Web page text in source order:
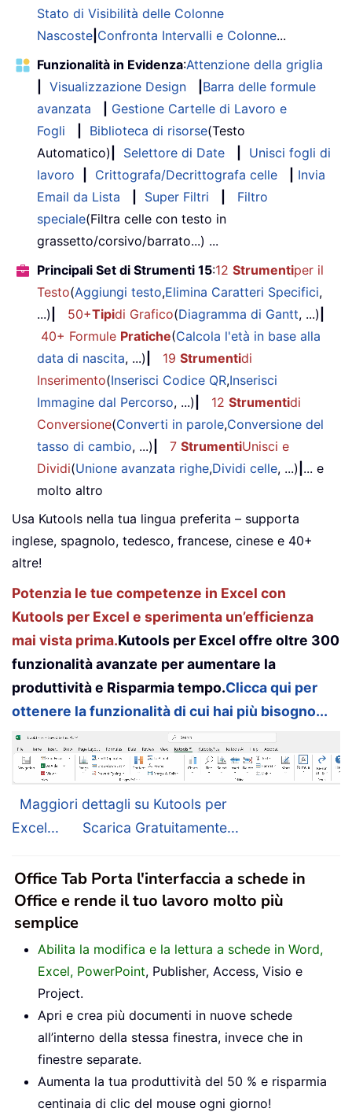
Stato di Visibilità delle Colonne
Nascoste Confronta Intervalli e Colonne...
Funzionalità in Evidenza:Attenzione della griglia
Visualizzazione Design
Barra delle formule
avanzata
Gestione Cartelle di Lavoro e
Fogli
Biblioteca di risorse(Testo
Automatico)
Selettore di Date
Unisci fogli di
lavoro
Crittografa/Decrittografa celle
Invia
Email da Lista
Super Filtri
Filtro
speciale(Filtra celle con testo in
grassetto/corsivo/barrato...) ...
Principali Set di Strumenti 15:12 Strumentiper il
Testo(Aggiungi testo,Elimina Caratteri Specifici,
...)
50+Tipidi Grafico(Diagramma di Gantt, ...)
40+ Formule Pratiche(Calcola l'età in base alla
data di nascita, ...) 19 Strumentidi
Inserimento(Inserisci Codice QR,Inserisci
Immagine dal Percorso, ...) 12 Strumentidi
Conversione(Converti in parole,Conversione del
tasso di cambio, ...) 7 StrumentiUnisci e
Dividi(Unione avanzata righe,Dividi celle, ...) ... e
molto altro
Usa Kutools nella tua lingua preferita – supporta
inglese, spagnolo, tedesco, francese, cinese e 40+
altre!
Potenzia le tue competenze in Excel con
Kutools per Excel e sperimenta un’efficienza
mai vista prima.Kutools per Excel offre oltre 300
funzionalità avanzate per aumentare la
produttività e Risparmia tempo.Clicca qui per
ottenere la funzionalità di cui hai più bisogno...
Maggiori dettagli su Kutools per
Excel...
Scarica Gratuitamente...
Office Tab Porta l'interfaccia a schede in
Office e rende il tuo lavoro molto più
semplice
Abilita la modifica e la lettura a schede in Word,
Excel, PowerPoint, Publisher, Access, Visio e
Project.
Apri e crea più documenti in nuove schede
all’interno della stessa finestra, invece che in
finestre separate.
Aumenta la tua produttività del 50 % e risparmia
centinaia di clic del mouse ogni giorno!